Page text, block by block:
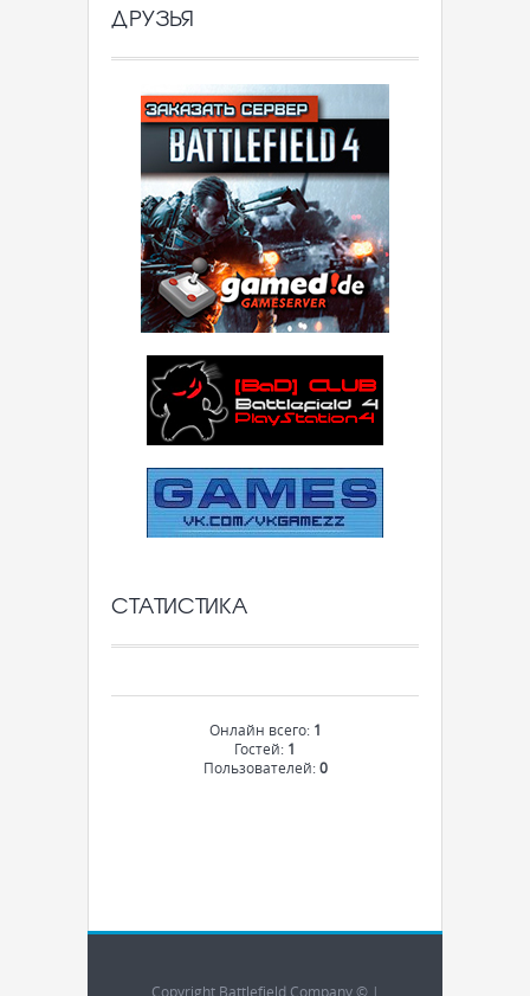
ДРУЗЬЯ
СТАТИСТИКА
Онлайн всего: 1
Гостей: 1
Пользователей:0
Copyright Battlefield Company © |